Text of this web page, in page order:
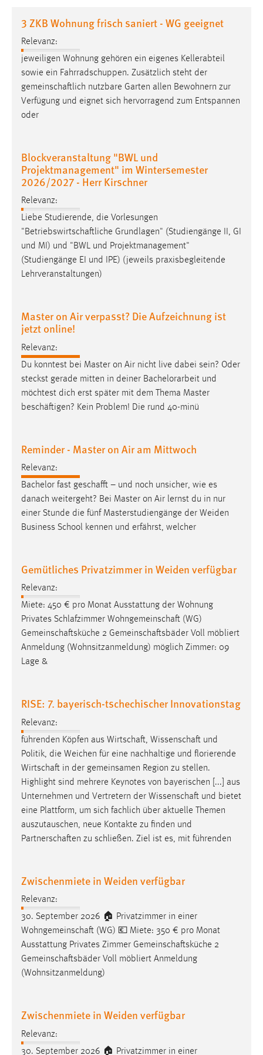
3 ZKB Wohnung frisch saniert - WG geeignet
Relevanz:
jeweiligen Wohnung gehören ein eigenes Kellerabteil
sowie ein Fahrradschuppen. Zusätzlich steht der
gemeinschaftlich nutzbare Garten allen Bewohnern zur
Verfügung und eignet sich hervorragend zum Entspannen
oder
Blockveranstaltung "BWL und
Projektmanagement" im Wintersemester
2026/2027 - Herr Kirschner
Relevanz:
Liebe Studierende, die Vorlesungen
"Betriebswirtschaftliche Grundlagen" (Studiengänge II, GI
und MI) und "BWL und Projektmanagement"
(Studiengänge EI und IPE) (jeweils praxisbegleitende
Lehrveranstaltungen)
Master on Air verpasst? Die Aufzeichnung ist
jetzt online!
Relevanz:
Du konntest bei Master on Air nicht live dabei sein? Oder
steckst gerade mitten in deiner Bachelorarbeit und
möchtest dich erst später mit dem Thema Master
beschäftigen? Kein Problem! Die rund 40-minü
Reminder - Master on Air am Mittwoch
Relevanz:
Bachelor fast geschafft – und noch unsicher, wie es
danach weitergeht? Bei Master on Air lernst du in nur
einer Stunde die fünf Masterstudiengänge der Weiden
Business School kennen und erfährst, welcher
Gemütliches Privatzimmer in Weiden verfügbar
Relevanz:
Miete: 450 € pro Monat Ausstattung der Wohnung
Privates Schlafzimmer Wohngemeinschaft (WG)
Gemeinschaftsküche 2 Gemeinschaftsbäder Voll möbliert
Anmeldung (Wohnsitzanmeldung) möglich Zimmer: 09
Lage &
RISE: 7. bayerisch-tschechischer Innovationstag
Relevanz:
führenden Köpfen aus Wirtschaft, Wissenschaft und
Politik, die Weichen für eine nachhaltige und florierende
Wirtschaft in der gemeinsamen Region zu stellen.
Highlight sind mehrere Keynotes von bayerischen [...] aus
Unternehmen und Vertretern der Wissenschaft und bietet
eine Plattform, um sich fachlich über aktuelle Themen
auszutauschen, neue Kontakte zu finden und
Partnerschaften zu schließen. Ziel ist es, mit führenden
Zwischenmiete in Weiden verfügbar
Relevanz:
30. September 2026 🏠 Privatzimmer in einer
Wohngemeinschaft (WG) 💶 Miete: 350 € pro Monat
Ausstattung Privates Zimmer Gemeinschaftsküche 2
Gemeinschaftsbäder Voll möbliert Anmeldung
(Wohnsitzanmeldung)
Zwischenmiete in Weiden verfügbar
Relevanz:
30. September 2026 🏠 Privatzimmer in einer
Performance
Name:
Zweck:
Sprachpräferenz
Name:
site-language-preference
Zweck:
Das Cookie speichert die gewählte Sprache der Website.
Cookie Laufzeit:
Name:
chat-frame-style-5e9dbeb1811c0446
Zweck:
Wird benötigt um die Chatfunktion nutzen zu können.
Cookie Laufzeit:
Jahre, MIBEW_UserID = 1 Jahr
Login
Name:
fe_user, be_user, be_lastLoginProvider
Cookie Laufzeit:
24 Stunden
STATISTIK
Statistik Cookies erfassen Informationen anonym.
Matomo
Name:
_pk_ref, _pk_cvar, _pk_id, _pk_ses
Zweck:
Zugriffsstatistik
Cookie Laufzeit:
Max. 13 Monate
MARKETING
verwendet, um personalisierte Werbung anzuzeigen.
Sie tun dies, indem sie Besucher über Websites
hinweg verfolgen.
Google Ads
Anbieter:
Google Ireland Limited